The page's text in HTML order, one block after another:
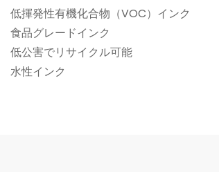
低揮発性有機化合物（VOC）インク
食品グレードインク
低公害でリサイクル可能
水性インク